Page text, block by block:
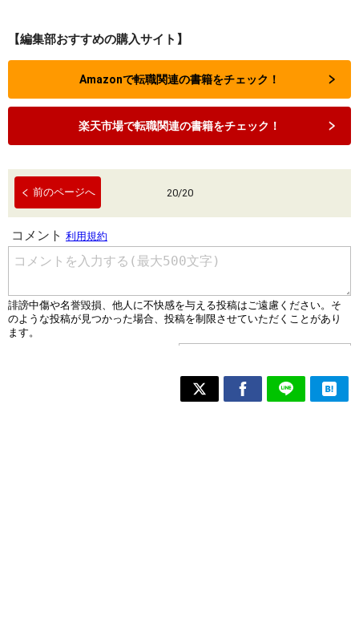
【編集部おすすめの購入サイト】
Amazonで転職関連の書籍をチェック！
楽天市場で転職関連の書籍をチェック！
前のページへ 20/20